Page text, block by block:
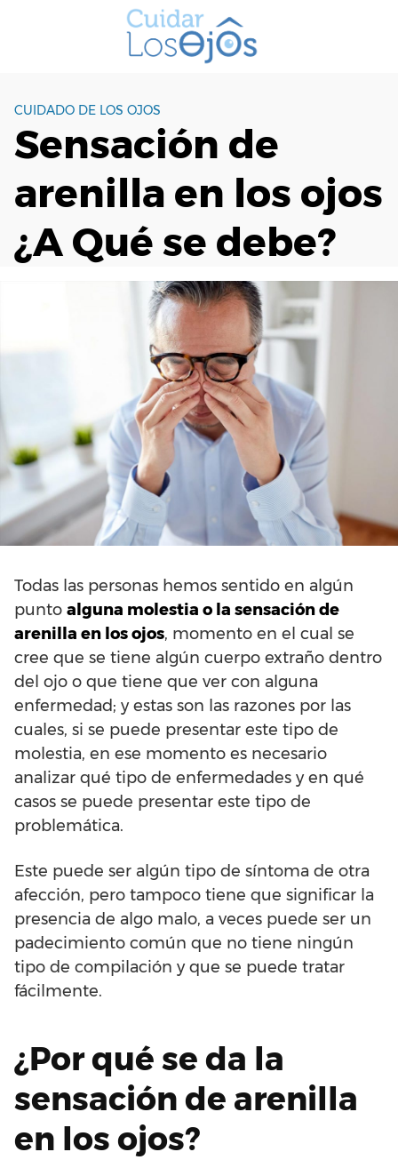
o
CUIDADO DE LOS OJOS
Sensación de
arenilla en los ojos
¿A Qué se debe?
Todas las personas hemos sentido en algún
punto alguna molestia o la sensación de
arenilla en los ojos, momento en el cual se
cree que se tiene algún cuerpo extraño dentro
del ojo o que tiene que ver con alguna
enfermedad; y estas son las razones por las
cuales, si se puede presentar este tipo de
molestia, en ese momento es necesario
analizar qué tipo de enfermedades y en qué
casos se puede presentar este tipo de
problemática.
Este puede ser algún tipo de síntoma de otra
afección, pero tampoco tiene que significar la
presencia de algo malo, a veces puede ser un
padecimiento común que no tiene ningún
tipo de compilación y que se puede tratar
fácilmente.
¿Por qué se da la
sensación de arenilla
en los ojos?